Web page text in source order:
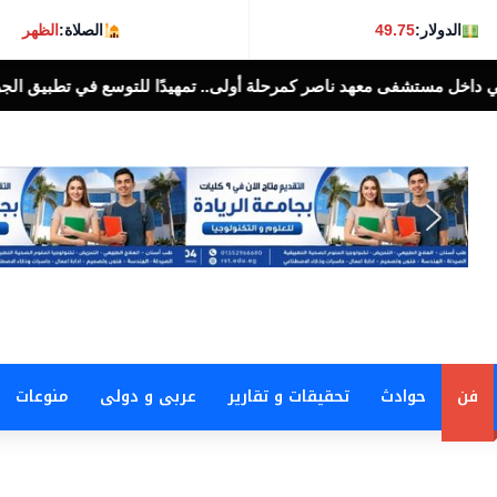
الدولار:49.75 الصلاة:الظهر
أولى.. تمهيدًا للتوسع في تطبيق الجراحة الروبوتية بمصر أخبار
فن حوادث تحقيقات و تقارير عربى و دولى منوعات